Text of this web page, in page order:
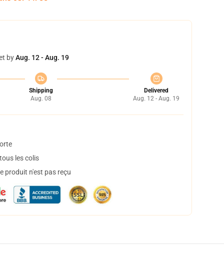
byAug. 12 - Aug. 19
Shipping
Aug. 08
Delivered
Aug. 12 - Aug. 19
les colis
produit n'est pas reçu